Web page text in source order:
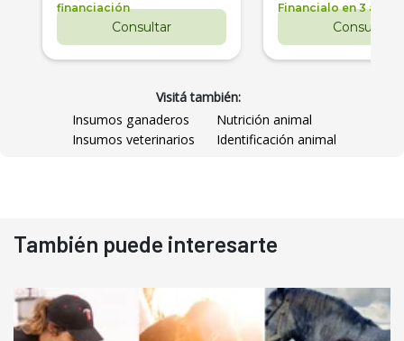
financiación
Consultar
Financialo en 3 años
Consultar
Visitá también:
Insumos ganaderos
Nutrición animal
Insumos veterinarios
Identificación animal
También puede interesarte